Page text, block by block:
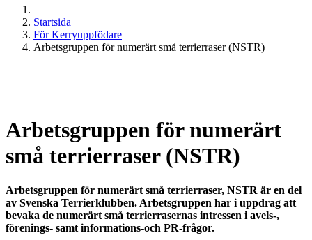
Startsida
För Kerryuppfödare
Arbetsgruppen för numerärt små terrierraser (NSTR)
Arbetsgruppen för numerärt
små terrierraser (NSTR)
Arbetsgruppen för numerärt små terrierraser, NSTR är en del
av Svenska Terrierklubben. Arbetsgruppen har i uppdrag att
bevaka de numerärt små terrierrasernas intressen i avels-,
förenings- samt informations-och PR-frågor.